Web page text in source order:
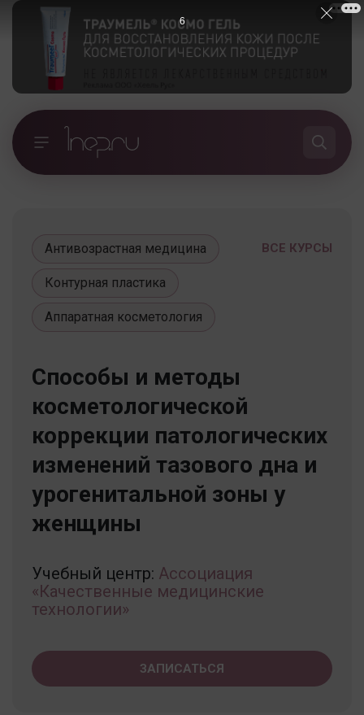
ВСЕ КУРСЫ
Антивозрастная медицина
Контурная пластика
Аппаратная косметология
Способы и методы
косметологической
коррекции патологических
изменений тазового дна и
урогенитальной зоны у
женщины
Учебный центр: Ассоциация
«Качественные медицинские
технологии»
ЗАПИСАТЬСЯ
5